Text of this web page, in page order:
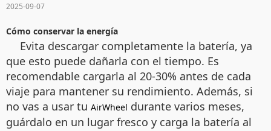
2025-09-07
Cómo conservar la energía
Evita descargar completamente la batería, ya
que esto puede dañarla con el tiempo. Es
recomendable cargarla al 20-30% antes de cada
viaje para mantener su rendimiento. Además, si
no vas a usar tu AirWheel durante varios meses,
guárdalo en un lugar fresco y carga la batería al